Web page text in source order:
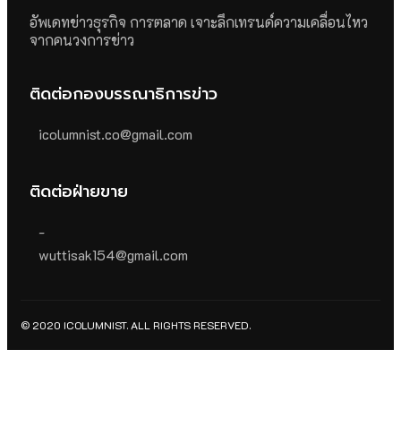
อัพเดทข่าวธุรกิจ การตลาด เจาะลึกเทรนด์ความเคลื่อนไหว
จากคนวงการข่าว
ติดต่อกองบรรณาธิการข่าว
icolumnist.co@gmail.com
ติดต่อฝ่ายขาย
-
wuttisak154@gmail.com
© 2020 ICOLUMNIST. ALL RIGHTS RESERVED.